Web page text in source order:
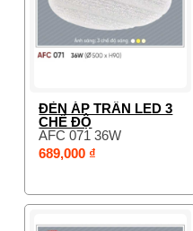
ĐÈN ÁP TRẦN LED 3
CHẾ ĐỘ
AFC 071 36W
689,000 ₫